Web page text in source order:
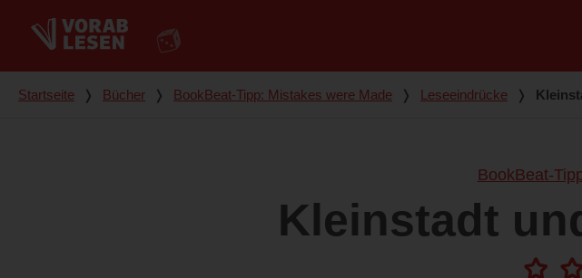
Du bist hier
Startseite ❭ Bücher ❭ BookBeat-Tipp: Mistakes were Made ❭ Leseeindrücke ❭
BookBeat-
Kleinstadt